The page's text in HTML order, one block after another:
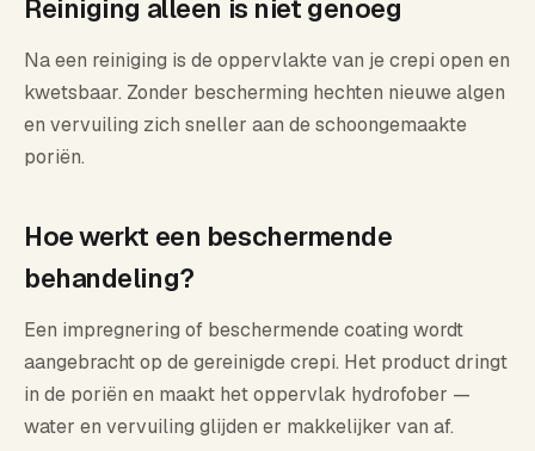
Reiniging alleen is niet genoeg
Na een reiniging is de oppervlakte van je crepi open en
kwetsbaar. Zonder bescherming hechten nieuwe algen
en vervuiling zich sneller aan de schoongemaakte
poriën.
Hoe werkt een beschermende
behandeling?
Een impregnering of beschermende coating wordt
aangebracht op de gereinigde crepi. Het product dringt
in de poriën en maakt het oppervlak hydrofober —
water en vervuiling glijden er makkelijker van af.